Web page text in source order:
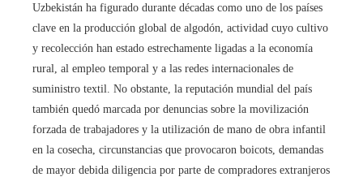
Uzbekistán ha figurado durante décadas como uno de los países
clave en la producción global de algodón, actividad cuyo cultivo
y recolección han estado estrechamente ligadas a la economía
rural, al empleo temporal y a las redes internacionales de
suministro textil. No obstante, la reputación mundial del país
también quedó marcada por denuncias sobre la movilización
forzada de trabajadores y la utilización de mano de obra infantil
en la cosecha, circunstancias que provocaron boicots, demandas
de mayor debida diligencia por parte de compradores extranjeros